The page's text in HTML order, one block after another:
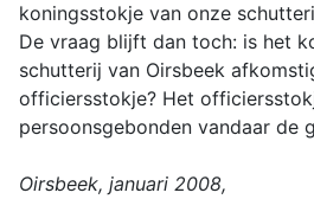
koningsstokje van onze
De vraag blijft dan toch: is het
schutterij van Oirsbeek
officiersstokje? Het
persoonsgebonden vandaar de
Oirsbeek, januari 2008,